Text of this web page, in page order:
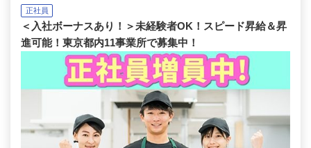
正社員
＜入社ボーナスあり！＞未経験者OK！スピード昇給＆昇
進可能！東京都内11事業所で募集中！